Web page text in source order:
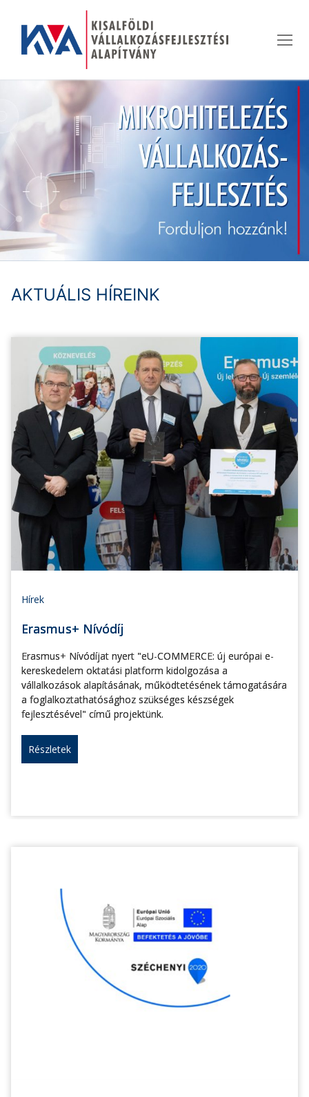
tartalomra
AKTUÁLIS HÍREINK
Hírek
Erasmus+ Nívódíj
Erasmus+ Nívódíjat nyert "eU-COMMERCE: új európai e-
kereskedelem oktatási platform kidolgozása a
vállalkozások alapításának, működtetésének támogatására
a foglalkoztathatósághoz szükséges készségek
fejlesztésével" című projektünk.
Részletek